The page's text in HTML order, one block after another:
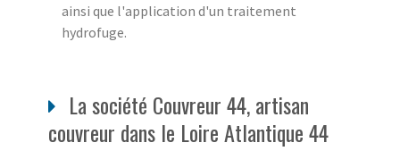
ainsi que l'application d'un traitement
hydrofuge.
La société Couvreur 44, artisan
couvreur dans le Loire Atlantique 44